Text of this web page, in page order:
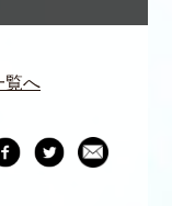
覧へ